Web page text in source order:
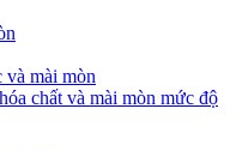
và mài mòn
chất và mài mòn mức độ